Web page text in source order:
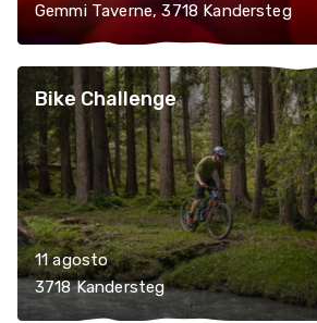
Gemmi Taverne, 3718 Kandersteg
Bike Challenge
11 agosto
3718 Kandersteg